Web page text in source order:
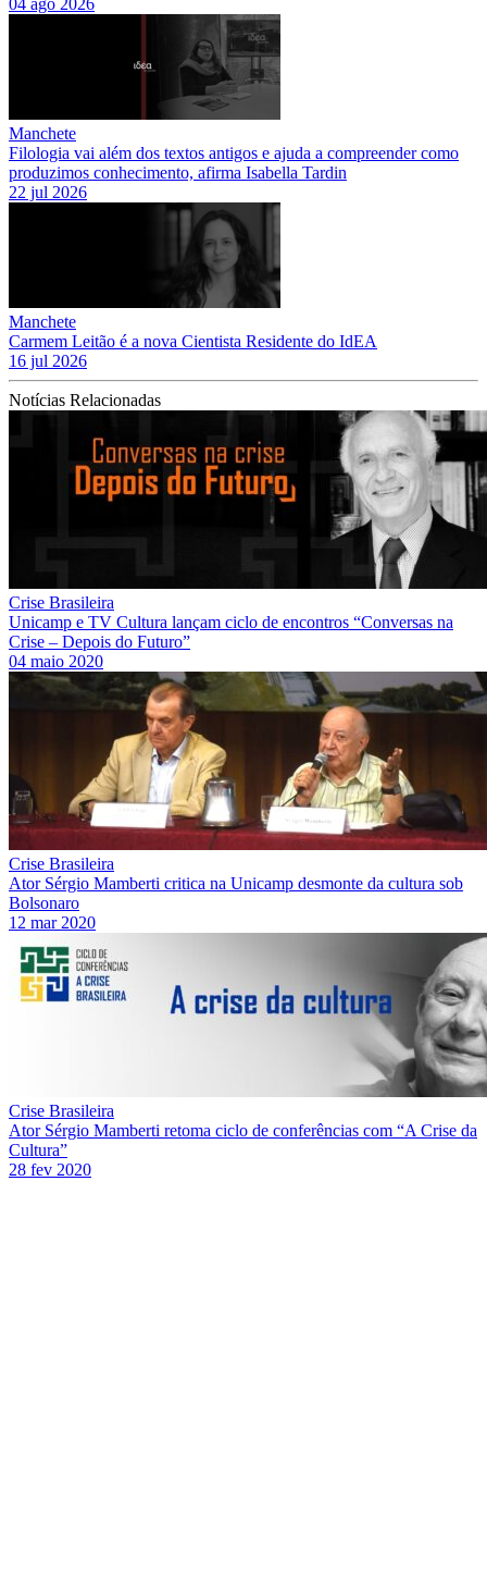
Manchete
Filologia vai além dos textos antigos e ajuda a compreender como
produzimos conhecimento, afirma Isabella Tardin
22 jul 2026
Manchete
Carmem Leitão é a nova Cientista Residente do IdEA
16 jul 2026
Notícias Relacionadas
Crise Brasileira
Unicamp e TV Cultura lançam ciclo de encontros “Conversas na
Crise – Depois do Futuro”
04 maio 2020
Crise Brasileira
Ator Sérgio Mamberti critica na Unicamp desmonte da cultura sob
Bolsonaro
12 mar 2020
Crise Brasileira
Ator Sérgio Mamberti retoma ciclo de conferências com “A Crise da
Cultura”
28 fev 2020